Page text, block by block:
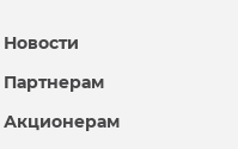
Новости
Партнерам
Акционерам